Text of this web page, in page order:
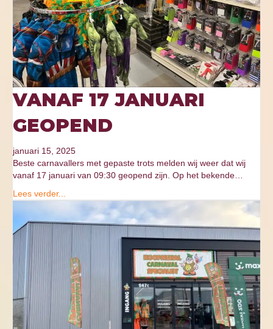
VANAF 17 JANUARI
GEOPEND
januari 15, 2025
Beste carnavallers met gepaste trots melden wij weer dat wij
vanaf 17 januari van 09:30 geopend zijn. Op het bekende…
Lees verder...